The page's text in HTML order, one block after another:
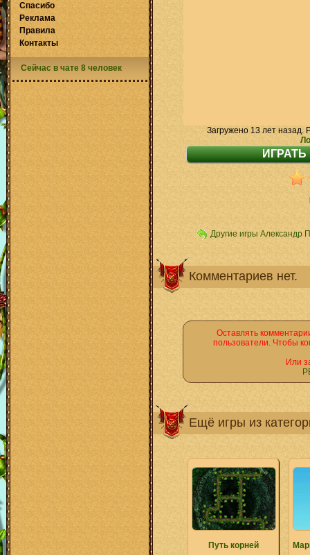
Загружено 13 лет назад.
Другие игры Александр
Комментариев нет.
Оставлять
пользователи. Чтобы
Или
Ещё игры из
Путь корней
Спасибо
Реклама
Правила
Контакты
Сейчас в чате 8 человек